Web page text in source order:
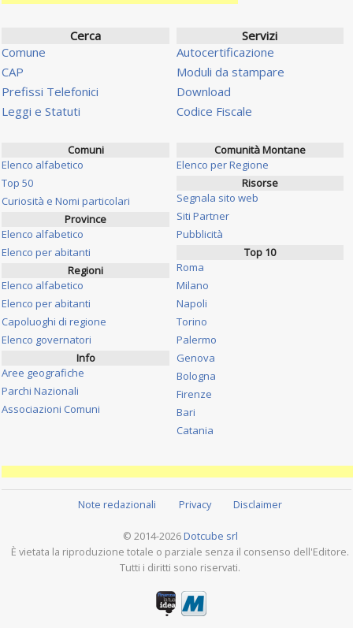
Cerca
Comune
CAP
Prefissi Telefonici
Leggi e Statuti
Servizi
Autocertificazione
Moduli da stampare
Download
Codice Fiscale
Comuni
Elenco alfabetico
Top 50
Curiosità e Nomi particolari
Province
Elenco alfabetico
Elenco per abitanti
Regioni
Elenco alfabetico
Elenco per abitanti
Capoluoghi di regione
Elenco governatori
Info
Aree geografiche
Parchi Nazionali
Associazioni Comuni
Comunità Montane
Elenco per Regione
Risorse
Segnala sito web
Siti Partner
Pubblicità
Top 10
Roma
Milano
Napoli
Torino
Palermo
Genova
Bologna
Firenze
Bari
Catania
Note redazionali Privacy Disclaimer
© 2014-2026 Dotcube srl
È vietata la riproduzione totale o parziale senza il consenso dell'Editore.
Tutti i diritti sono riservati.